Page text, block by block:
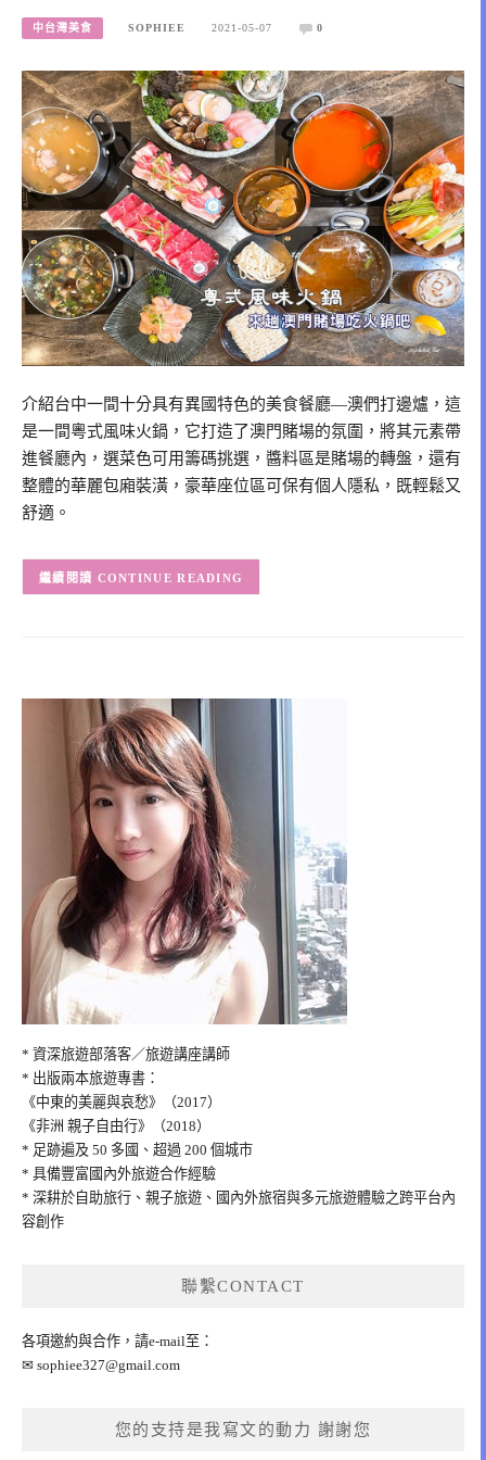
中台灣美食 SOPHIEE 2021-05-07 0
介紹台中一間十分具有異國特色的美食餐廳—澳們打邊爐，這
是一間粵式風味火鍋，它打造了澳門賭場的氛圍，將其元素帶
進餐廳內，選菜色可用籌碼挑選，醬料區是賭場的轉盤，還有
整體的華麗包廂裝潢，豪華座位區可保有個人隱私，既輕鬆又
舒適。
CONTINUE READING
* 資深旅遊部落客／旅遊講座講師
* 出版兩本旅遊專書：
《中東的美麗與哀愁》（2017）
《非洲 親子自由行》（2018）
* 足跡遍及 50 多國、超過 200 個城市
* 具備豐富國內外旅遊合作經驗
* 深耕於自助旅行、親子旅遊、國內外旅宿與多元旅遊體驗之跨平台內
容創作
聯繫CONTACT
各項邀約與合作，請e-mail至：
✉ sophiee327@gmail.com
您的支持是我寫文的動力 謝謝您